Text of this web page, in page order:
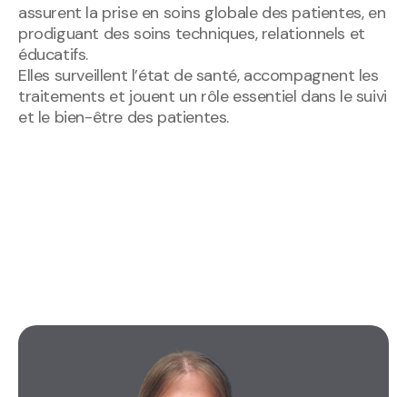
assurent la prise en soins globale des patientes, en
prodiguant des soins techniques, relationnels et
éducatifs.
Elles surveillent l’état de santé, accompagnent les
traitements et jouent un rôle essentiel dans le suivi
et le bien-être des patientes.